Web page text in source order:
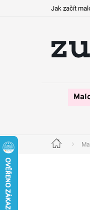
Jak začít
Domů